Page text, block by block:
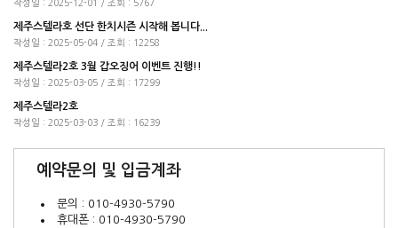
작성일 : 2025-12-01 / 조회 : 5767
제주스텔라호 선단 한치시즌 시작해 봅니다...
작성일 : 2025-05-04 / 조회 : 12258
제주스텔라2호 3월 갑오징어 이벤트 진행!!
작성일 : 2025-03-05 / 조회 : 17299
제주스텔라2호
작성일 : 2025-03-03 / 조회 : 16239
예약문의 및 입금계좌
문의 : 010-4930-5790
휴대폰 : 010-4930-5790